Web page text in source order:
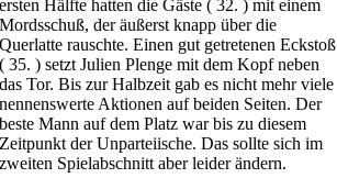
ersten Hälfte hatten die Gäste ( 32. ) mit einem
Mordsschuß, der äußerst knapp über die
Querlatte rauschte. Einen gut getretenen Eckstoß
( 35. ) setzt Julien Plenge mit dem Kopf neben
das Tor. Bis zur Halbzeit gab es nicht mehr viele
nennenswerte Aktionen auf beiden Seiten. Der
beste Mann auf dem Platz war bis zu diesem
Zeitpunkt der Unparteiische. Das sollte sich im
zweiten Spielabschnitt aber leider ändern.